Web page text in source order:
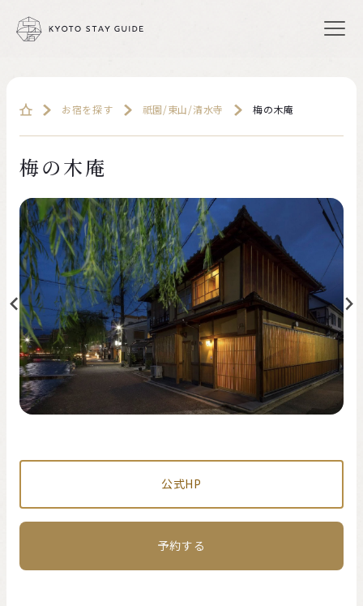
お宿を探す 祇園/東山/清水寺 梅の木庵
梅の木庵
公式HP
予約する